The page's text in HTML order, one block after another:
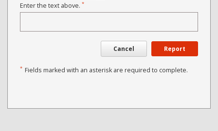
Enter the text above. *
Cancel Report
* Fields marked with an asterisk are required to complete.